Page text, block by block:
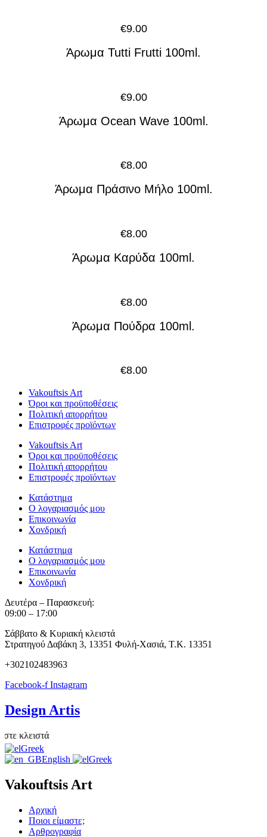
€9.00
Άρωμα Tutti Frutti 100ml.
€9.00
Άρωμα Ocean Wave 100ml.
€8.00
Άρωμα Πράσινο Μήλο 100ml.
€8.00
Άρωμα Καρύδα 100ml.
€8.00
Άρωμα Πούδρα 100ml.
€8.00
Vakouftsis Art
Όροι και προϋποθέσεις
Πολιτική απορρήτου
Επιστροφές προϊόντων
Vakouftsis Art
Όροι και προϋποθέσεις
Πολιτική απορρήτου
Επιστροφές προϊόντων
Κατάστημα
Ο λογαριασμός μου
Επικοινωνία
Χονδρική
Κατάστημα
Ο λογαριασμός μου
Επικοινωνία
Χονδρική
Δευτέρα – Παρασκευή:
09:00 – 17:00
Σάββατο & Κυριακή κλειστά
Στρατηγού Δαβάκη 3, 13351 Φυλή-Χασιά, Τ.Κ. 13351
+302102483963
Facebook-f Instagram
Design Artis
Greek
English
Greek
Vakouftsis Art
Αρχική
Ποιοι είμαστε;
Αρθρογραφία